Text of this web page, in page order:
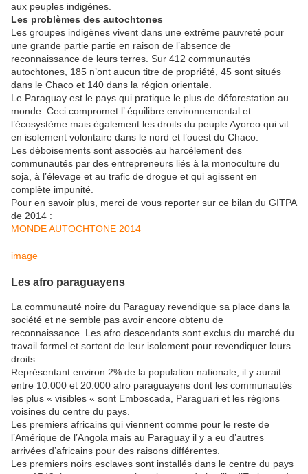
aux peuples indigènes.
Les problèmes des autochtones
Les groupes indigènes vivent dans une extrême pauvreté pour
une grande partie partie en raison de l’absence de
reconnaissance de leurs terres. Sur 412 communautés
autochtones, 185 n’ont aucun titre de propriété, 45 sont situés
dans le Chaco et 140 dans la région orientale.
Le Paraguay est le pays qui pratique le plus de déforestation au
monde. Ceci compromet l’ équilibre environnemental et
l’écosystème mais également les droits du peuple Ayoreo qui vit
en isolement volontaire dans le nord et l’ouest du Chaco.
Les déboisements sont associés au harcèlement des
communautés par des entrepreneurs liés à la monoculture du
soja, à l’élevage et au trafic de drogue et qui agissent en
complète impunité.
Pour en savoir plus, merci de vous reporter sur ce bilan du GITPA
de 2014 :
MONDE AUTOCHTONE 2014
image
Les afro paraguayens
La communauté noire du Paraguay revendique sa place dans la
société et ne semble pas avoir encore obtenu de
reconnaissance. Les afro descendants sont exclus du marché du
travail formel et sortent de leur isolement pour revendiquer leurs
droits.
Représentant environ 2% de la population nationale, il y aurait
entre 10.000 et 20.000 afro paraguayens dont les communautés
les plus « visibles « sont Emboscada, Paraguari et les régions
voisines du centre du pays.
Les premiers africains qui viennent comme pour le reste de
l’Amérique de l’Angola mais au Paraguay il y a eu d’autres
arrivées d’africains pour des raisons différentes.
Les premiers noirs esclaves sont installés dans le centre du pays